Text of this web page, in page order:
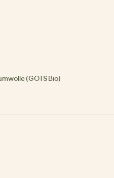
(GOTS Bio)